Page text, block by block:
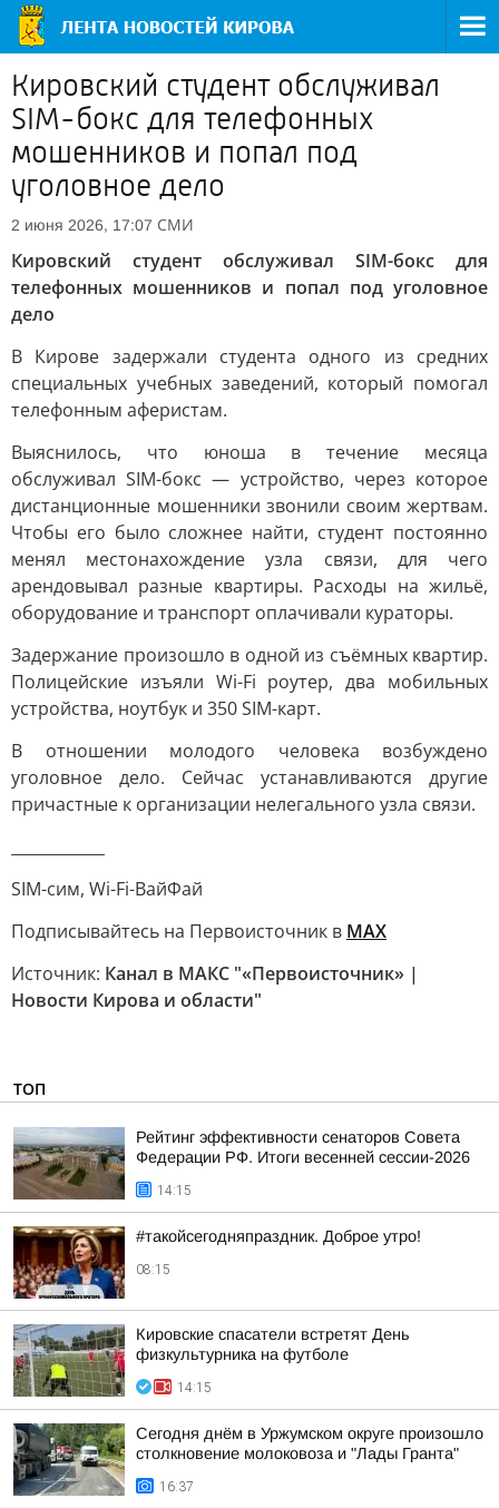
Кировский студент обслуживал
SIM-бокс для телефонных
мошенников и попал под
уголовное дело
2 июня 2026, 17:07 СМИ
Кировский студент обслуживал SIM-бокс для
телефонных мошенников и попал под уголовное
дело
В Кирове задержали студента одного из средних
специальных учебных заведений, который помогал
телефонным аферистам.
Выяснилось, что юноша в течение месяца
обслуживал SIM-бокс — устройство, через которое
дистанционные мошенники звонили своим жертвам.
Чтобы его было сложнее найти, студент постоянно
менял местонахождение узла связи, для чего
арендовывал разные квартиры. Расходы на жильё,
оборудование и транспорт оплачивали кураторы.
Задержание произошло в одной из съёмных квартир.
Полицейские изъяли Wi-Fi роутер, два мобильных
устройства, ноутбук и 350 SIM-карт.
В отношении молодого человека возбуждено
уголовное дело. Сейчас устанавливаются другие
причастные к организации нелегального узла связи.
SIM-сим, Wi-Fi-ВайФай
Подписывайтесь на Первоисточник в MAX
Источник: Канал в МАКС "«Первоисточник» |
Новости Кирова и области"
ТОП
Рейтинг эффективности сенаторов Совета
Федерации РФ. Итоги весенней сессии-2026
14:15
#такойсегодняпраздник. Доброе утро!
08:15
Кировские спасатели встретят День
физкультурника на футболе
14:15
Сегодня днём в Уржумском округе произошло
столкновение молоковоза и "Лады Гранта"
16:37